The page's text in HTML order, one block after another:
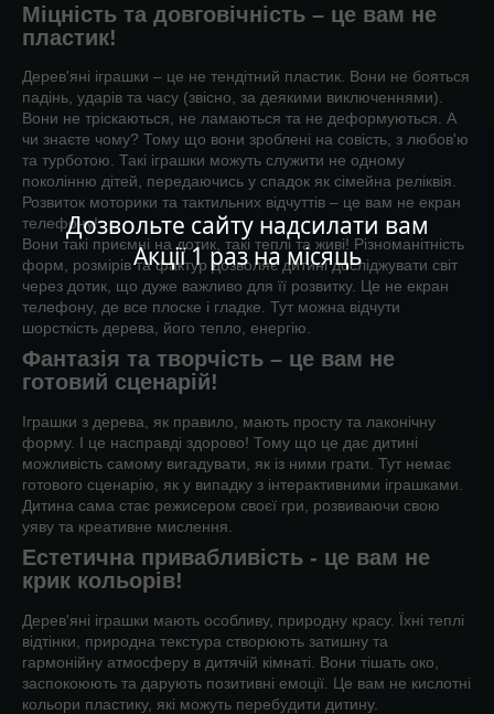
Дозвольте сайту надсилати вам
Акції 1 раз на місяць
Міцність та довговічність – це вам не
пластик!
Дерев'яні іграшки – це не тендітний пластик. Вони не бояться
падінь, ударів та часу (звісно, за деякими виключеннями).
Вони не тріскаються, не ламаються та не деформуються. А
чи знаєте чому? Тому що вони зроблені на совість, з любов'ю
та турботою. Такі іграшки можуть служити не одному
поколінню дітей, передаючись у спадок як сімейна реліквія.
Розвиток моторики та тактильних відчуттів – це вам не екран
телефону!
Вони такі приємні на дотик, такі теплі та живі! Різноманітність
форм, розмірів та фактур дозволяє дитині досліджувати світ
через дотик, що дуже важливо для її розвитку. Це не екран
телефону, де все плоске і гладке. Тут можна відчути
шорсткість дерева, його тепло, енергію.
Фантазія та творчість – це вам не
готовий сценарій!
Іграшки з дерева, як правило, мають просту та лаконічну
форму. І це насправді здорово! Тому що це дає дитині
можливість самому вигадувати, як із ними грати. Тут немає
готового сценарію, як у випадку з інтерактивними іграшками.
Дитина сама стає режисером своєї гри, розвиваючи свою
уяву та креативне мислення.
Естетична привабливість - це вам не
крик кольорів!
Дерев'яні іграшки мають особливу, природну красу. Їхні теплі
відтінки, природна текстура створюють затишну та
гармонійну атмосферу в дитячій кімнаті. Вони тішать око,
заспокоюють та дарують позитивні емоції. Це вам не кислотні
кольори пластику, які можуть перебудити дитину.